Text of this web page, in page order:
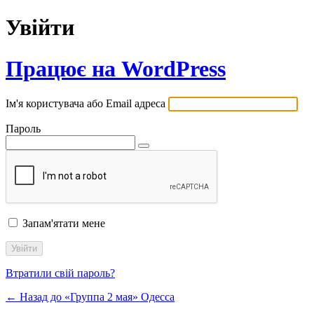
Увійти
Працює на WordPress
Ім'я користувача або Email адреса
Пароль
Запам'ятати мене
Втратили свій пароль?
← Назад до «Группа 2 мая» Одесса